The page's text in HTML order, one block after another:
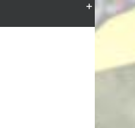
Toggle